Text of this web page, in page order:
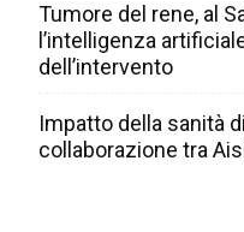
Tumore del rene, al
l’intelligenza
dell’intervento
Impatto della sanità
collaborazione tra